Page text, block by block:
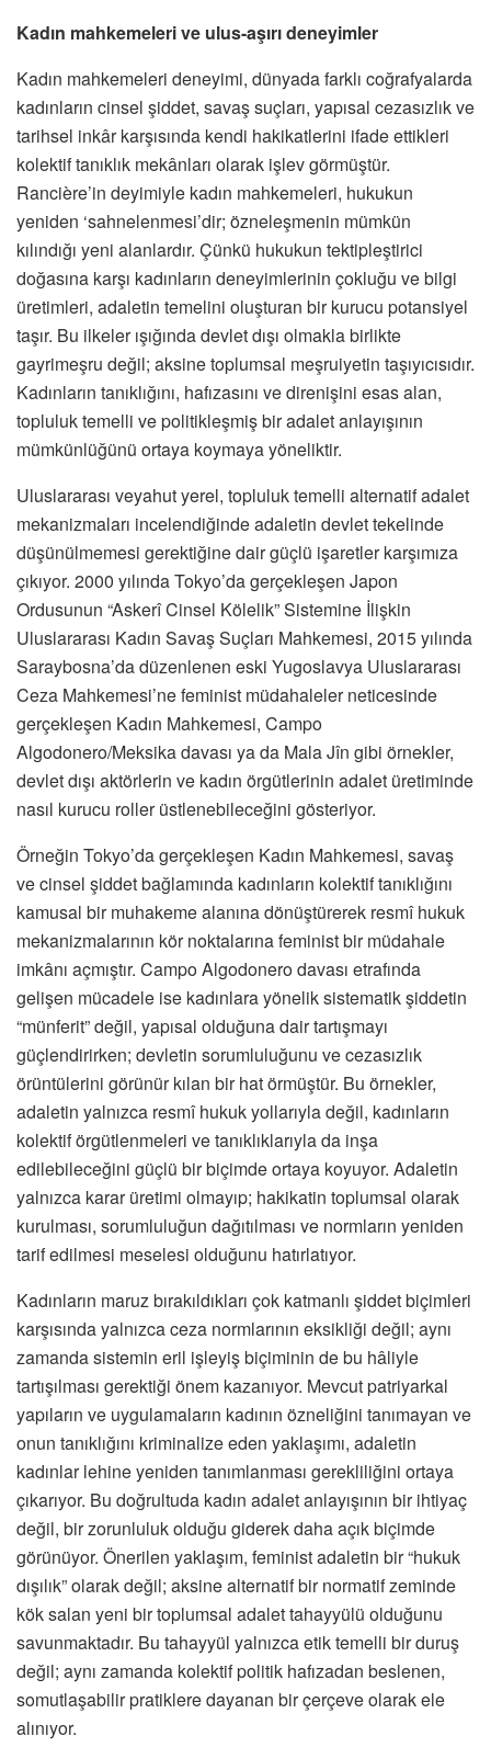
Kadın mahkemeleri ve ulus-aşırı deneyimler
Kadın mahkemeleri deneyimi, dünyada farklı coğrafyalarda
kadınların cinsel şiddet, savaş suçları, yapısal cezasızlık ve
tarihsel inkâr karşısında kendi hakikatlerini ifade ettikleri
kolektif tanıklık mekânları olarak işlev görmüştür.
Rancière’in deyimiyle kadın mahkemeleri, hukukun
yeniden ‘sahnelenmesi’dir; özneleşmenin mümkün
kılındığı yeni alanlardır. Çünkü hukukun tektipleştirici
doğasına karşı kadınların deneyimlerinin çokluğu ve bilgi
üretimleri, adaletin temelini oluşturan bir kurucu potansiyel
taşır. Bu ilkeler ışığında devlet dışı olmakla birlikte
gayrimeşru değil; aksine toplumsal meşruiyetin taşıyıcısıdır.
Kadınların tanıklığını, hafızasını ve direnişini esas alan,
topluluk temelli ve politikleşmiş bir adalet anlayışının
mümkünlüğünü ortaya koymaya yöneliktir.
Uluslararası veyahut yerel, topluluk temelli alternatif adalet
mekanizmaları incelendiğinde adaletin devlet tekelinde
düşünülmemesi gerektiğine dair güçlü işaretler karşımıza
çıkıyor. 2000 yılında Tokyo’da gerçekleşen Japon
Ordusunun “Askerî Cinsel Kölelik” Sistemine İlişkin
Uluslararası Kadın Savaş Suçları Mahkemesi, 2015 yılında
Saraybosna’da düzenlenen eski Yugoslavya Uluslararası
Ceza Mahkemesi’ne feminist müdahaleler neticesinde
gerçekleşen Kadın Mahkemesi, Campo
Algodonero/Meksika davası ya da Mala Jîn gibi örnekler,
devlet dışı aktörlerin ve kadın örgütlerinin adalet üretiminde
nasıl kurucu roller üstlenebileceğini gösteriyor.
Örneğin Tokyo’da gerçekleşen Kadın Mahkemesi, savaş
ve cinsel şiddet bağlamında kadınların kolektif tanıklığını
kamusal bir muhakeme alanına dönüştürerek resmî hukuk
mekanizmalarının kör noktalarına feminist bir müdahale
imkânı açmıştır. Campo Algodonero davası etrafında
gelişen mücadele ise kadınlara yönelik sistematik şiddetin
“münferit” değil, yapısal olduğuna dair tartışmayı
güçlendirirken; devletin sorumluluğunu ve cezasızlık
örüntülerini görünür kılan bir hat örmüştür. Bu örnekler,
adaletin yalnızca resmî hukuk yollarıyla değil, kadınların
kolektif örgütlenmeleri ve tanıklıklarıyla da inşa
edilebileceğini güçlü bir biçimde ortaya koyuyor. Adaletin
yalnızca karar üretimi olmayıp; hakikatin toplumsal olarak
kurulması, sorumluluğun dağıtılması ve normların yeniden
tarif edilmesi meselesi olduğunu hatırlatıyor.
Kadınların maruz bırakıldıkları çok katmanlı şiddet biçimleri
karşısında yalnızca ceza normlarının eksikliği değil; aynı
zamanda sistemin eril işleyiş biçiminin de bu hâliyle
tartışılması gerektiği önem kazanıyor. Mevcut patriyarkal
yapıların ve uygulamaların kadının özneliğini tanımayan ve
onun tanıklığını kriminalize eden yaklaşımı, adaletin
kadınlar lehine yeniden tanımlanması gerekliliğini ortaya
çıkarıyor. Bu doğrultuda kadın adalet anlayışının bir ihtiyaç
değil, bir zorunluluk olduğu giderek daha açık biçimde
görünüyor. Önerilen yaklaşım, feminist adaletin bir “hukuk
dışılık” olarak değil; aksine alternatif bir normatif zeminde
kök salan yeni bir toplumsal adalet tahayyülü olduğunu
savunmaktadır. Bu tahayyül yalnızca etik temelli bir duruş
değil; aynı zamanda kolektif politik hafızadan beslenen,
somutlaşabilir pratiklere dayanan bir çerçeve olarak ele
alınıyor.